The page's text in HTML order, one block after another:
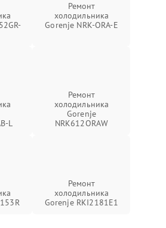
Ремонт
холодильника
Gorenje NRK-ORA-E
L
Ремонт
холодильника
Gorenje
NRK612ORAW
Ремонт
холодильника
Gorenje RKI2181E1